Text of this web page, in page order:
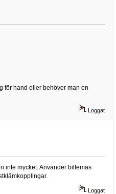
för hand eller behöver man en
Loggat
inte mycket. Använder biltemas
Loggat